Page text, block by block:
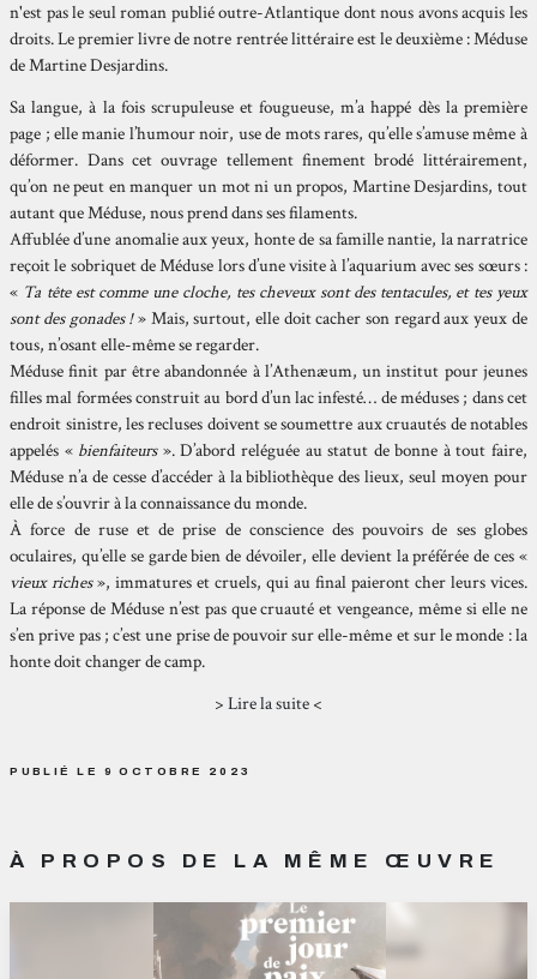
n'est pas le seul roman publié outre-Atlantique dont nous avons acquis les
droits. Le premier livre de notre rentrée littéraire est le deuxième : Méduse
de Martine Desjardins.
Sa langue, à la fois scrupuleuse et fougueuse, m’a happé dès la première
page ; elle manie l’humour noir, use de mots rares, qu’elle s’amuse même à
déformer. Dans cet ouvrage tellement finement brodé littérairement,
qu’on ne peut en manquer un mot ni un propos, Martine Desjardins, tout
autant que Méduse, nous prend dans ses filaments.
Affublée d’une anomalie aux yeux, honte de sa famille nantie, la narratrice
reçoit le sobriquet de Méduse lors d’une visite à l’aquarium avec ses sœurs :
« Ta tête est comme une cloche, tes cheveux sont des tentacules, et tes yeux
sont des gonades !» Mais, surtout, elle doit cacher son regard aux yeux de
tous, n’osant elle-même se regarder.
Méduse finit par être abandonnée à l’Athenæum, un institut pour jeunes
filles mal formées construit au bord d’un lac infesté… de méduses ; dans cet
endroit sinistre, les recluses doivent se soumettre aux cruautés de notables
appelés « bienfaiteurs ». D’abord reléguée au statut de bonne à tout faire,
Méduse n’a de cesse d’accéder à la bibliothèque des lieux, seul moyen pour
elle de s’ouvrir à la connaissance du monde.
À force de ruse et de prise de conscience des pouvoirs de ses globes
oculaires, qu’elle se garde bien de dévoiler, elle devient la préférée de ces «
vieux riches», immatures et cruels, qui au final paieront cher leurs vices.
La réponse de Méduse n’est pas que cruauté et vengeance, même si elle ne
s’en prive pas ; c’est une prise de pouvoir sur elle-même et sur le monde : la
honte doit changer de camp.
> Lire la suite <
PUBLIÉ LE 9 OCTOBRE 2023
À PROPOS DE LA MÊME ŒUVRE